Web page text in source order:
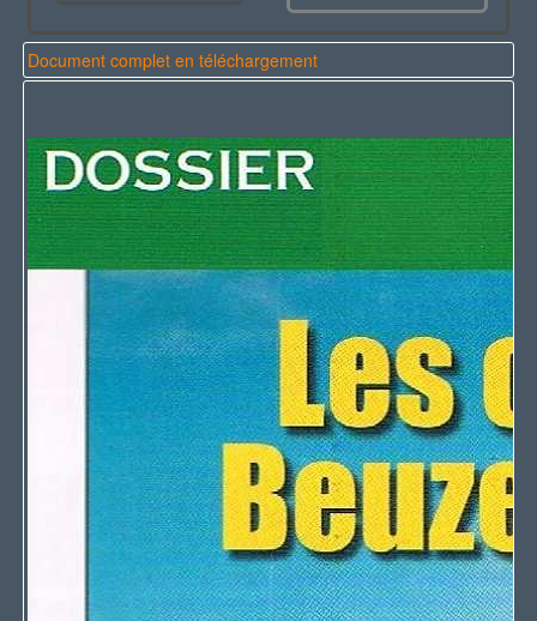
Document complet en téléchargement